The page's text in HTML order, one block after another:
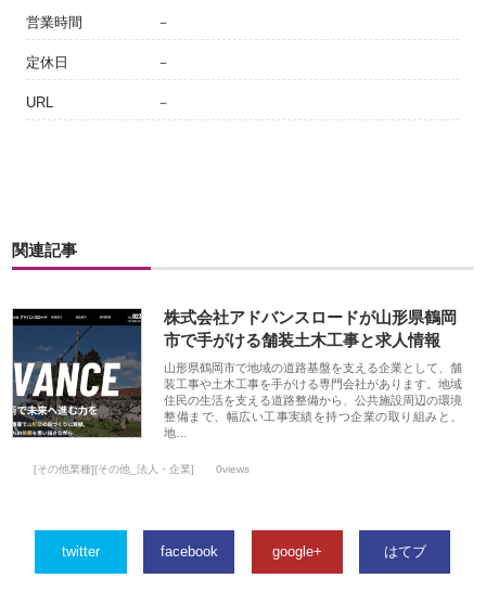
営業時間 －
定休日 －
URL －
関連記事
株式会社アドバンスロードが山形県鶴岡
市で手がける舗装土木工事と求人情報
山形県鶴岡市で地域の道路基盤を支える企業として、舗
装工事や土木工事を手がける専門会社があります。地域
住民の生活を支える道路整備から、公共施設周辺の環境
整備まで、幅広い工事実績を持つ企業の取り組みと、
地…
[その他業種][その他_法人・企業] 0views
twitter facebook google+ はてブ